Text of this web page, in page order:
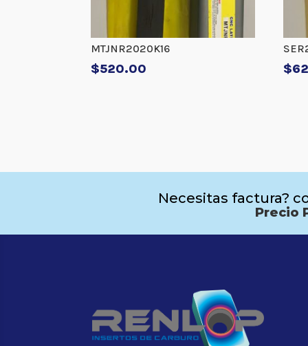
MTJNR2020K16
$520.00 $
Necesitas factura?
Precio